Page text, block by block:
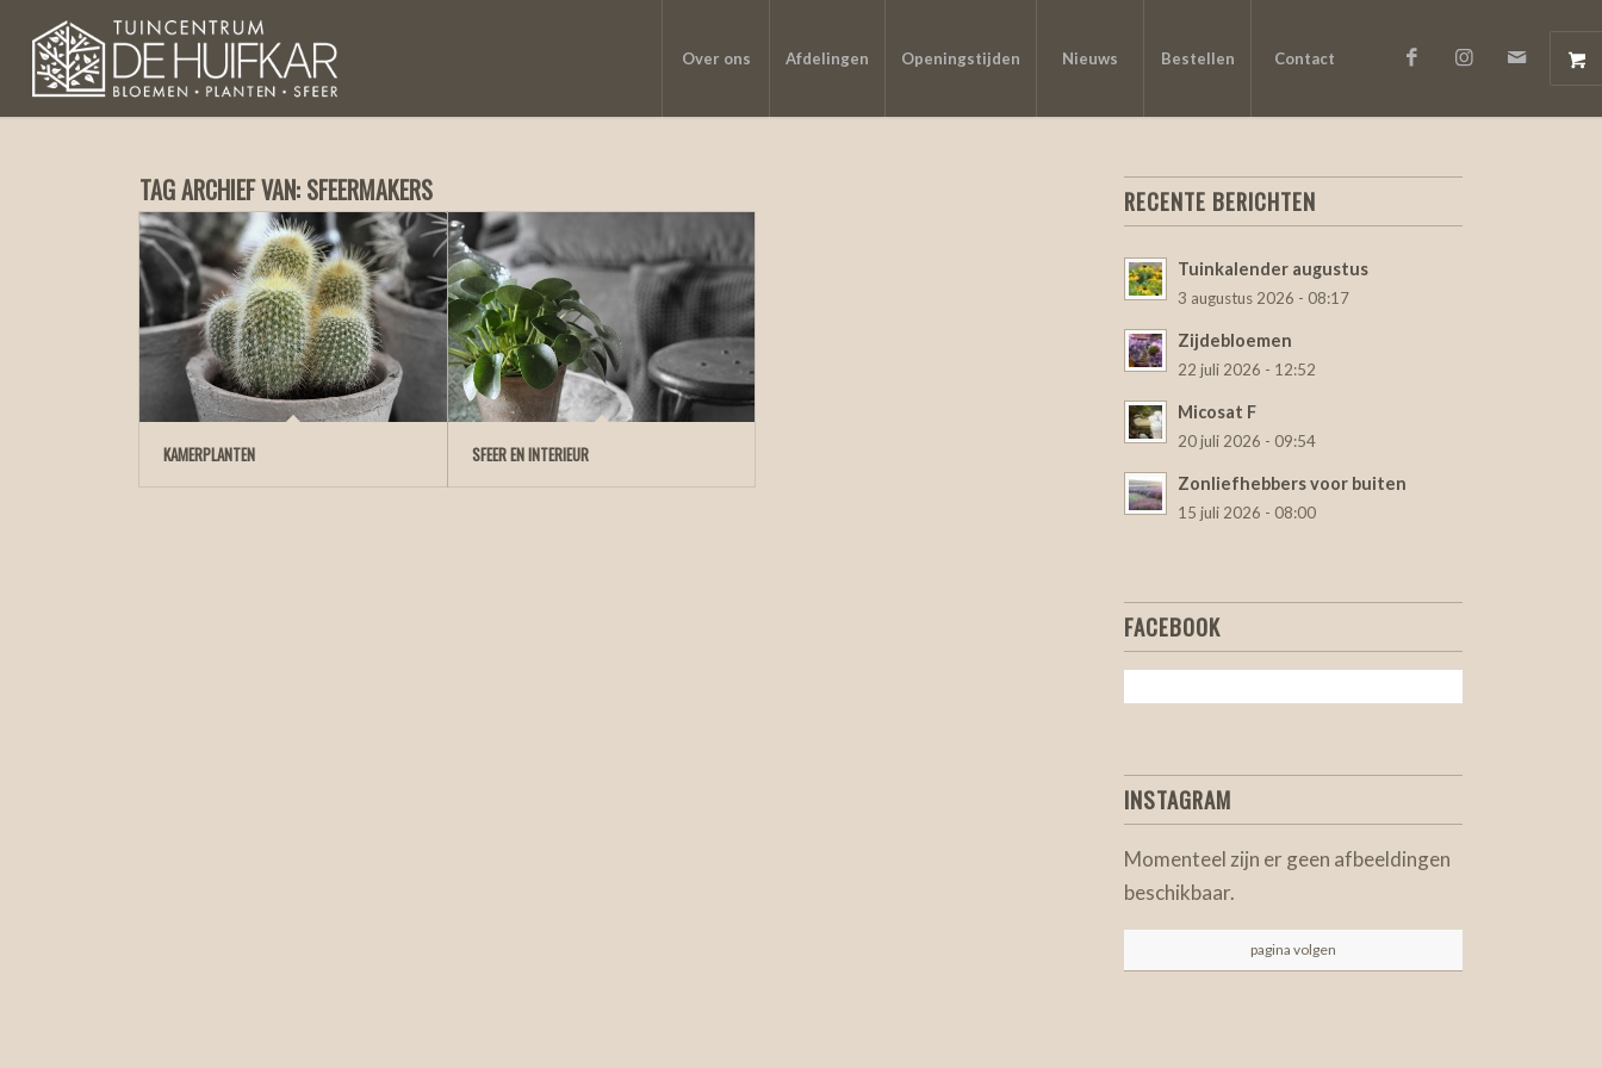
Over ons Afdelingen Openingstijden Nieuws Bestellen Contact
TAG ARCHIEF VAN: SFEERMAKERS
KAMERPLANTEN SFEER EN INTERIEUR
RECENTE BERICHTEN
Tuinkalender augustus
3 augustus 2026 - 08:17
Zijdebloemen
22 juli 2026 - 12:52
Micosat F
20 juli 2026 - 09:54
Zonliefhebbers voor buiten
15 juli 2026 - 08:00
FACEBOOK
INSTAGRAM
Momenteel zijn er geen afbeeldingen
beschikbaar.
pagina volgen